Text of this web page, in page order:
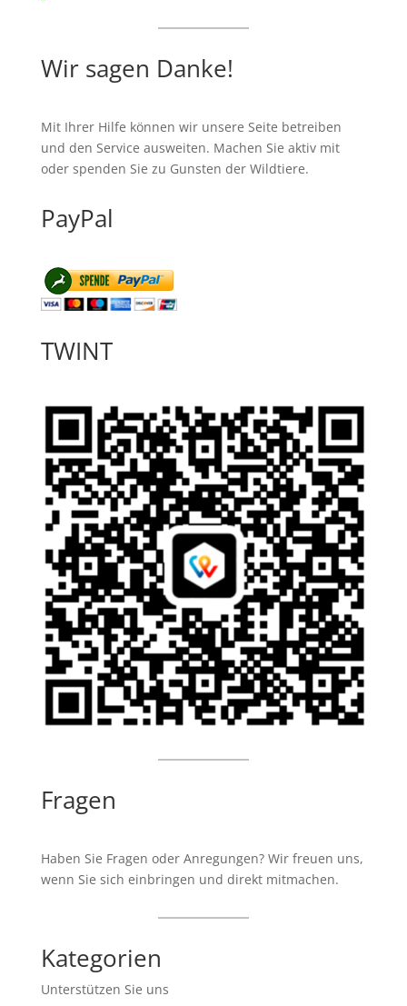
Wir sagen Danke!
Mit Ihrer Hilfe können wir unsere Seite betreiben
und den Service ausweiten. Machen Sie aktiv mit
oder spenden Sie zu Gunsten der Wildtiere.
PayPal
TWINT
Fragen
Haben Sie Fragen oder Anregungen? Wir freuen uns,
wenn Sie sich einbringen und direkt mitmachen.
Kategorien
Unterstützen Sie uns